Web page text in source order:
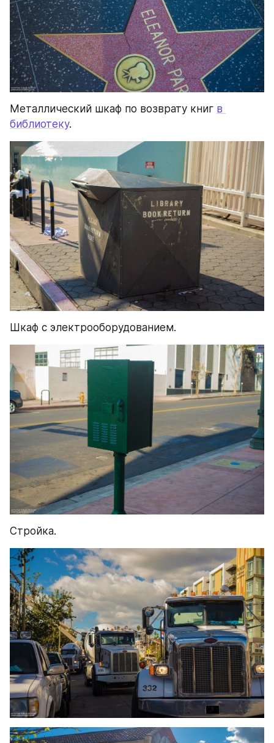
Металлический шкаф по возврату книг в
библиотеку.
Шкаф с электрооборудованием.
Стройка.